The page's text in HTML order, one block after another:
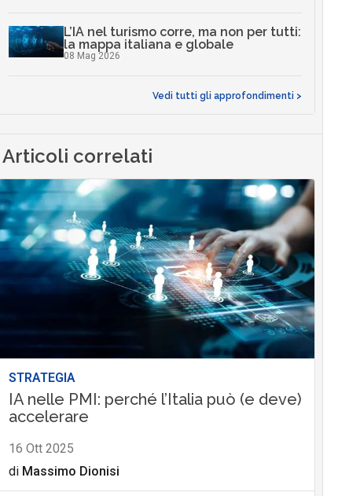
L’IA nel turismo corre, ma non per tutti:
la mappa italiana e globale
08 Mag 2026
Vedi tutti gli approfondimenti >
Articoli correlati
STRATEGIA
IA nelle PMI: perché l’Italia può (e deve)
accelerare
16 Ott 2025
di Massimo Dionisi